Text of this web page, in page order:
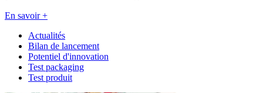
En savoir +
Actualités
Bilan de lancement
Potentiel d'innovation
Test packaging
Test produit